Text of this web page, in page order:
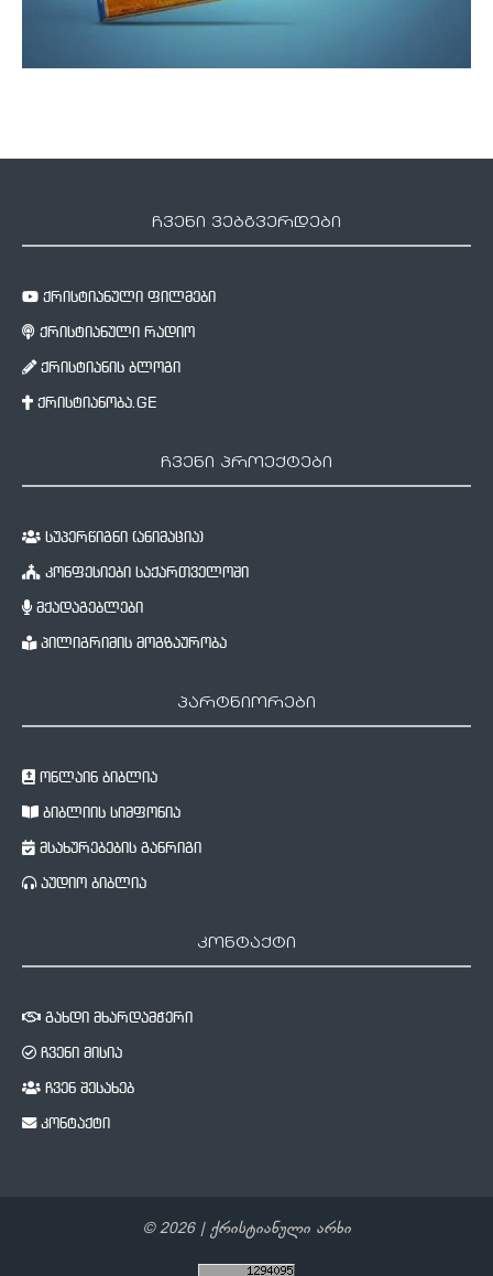
ჩვენი ვებგვერდები
ქრისტიანული ფილმები
ქრისტიანული რადიო
ქრისტიანის ბლოგი
ქრისტიანობა.GE
ჩვენი პროექტები
სუპერწიგნი (ანიმაცია)
კონფესიები საქართველოში
მქადაგებლები
პილიგრიმის მოგზაურობა
პარტნიორები
ონლაინ ბიბლია
ბიბლიის სიმფონია
მსახურებების განრიგი
აუდიო ბიბლია
კონტაქტი
გახდი მხარდამჭერი
ჩვენი მისია
ჩვენ შესახებ
კონტაქტი
©2026| ქრისტიანული არხი